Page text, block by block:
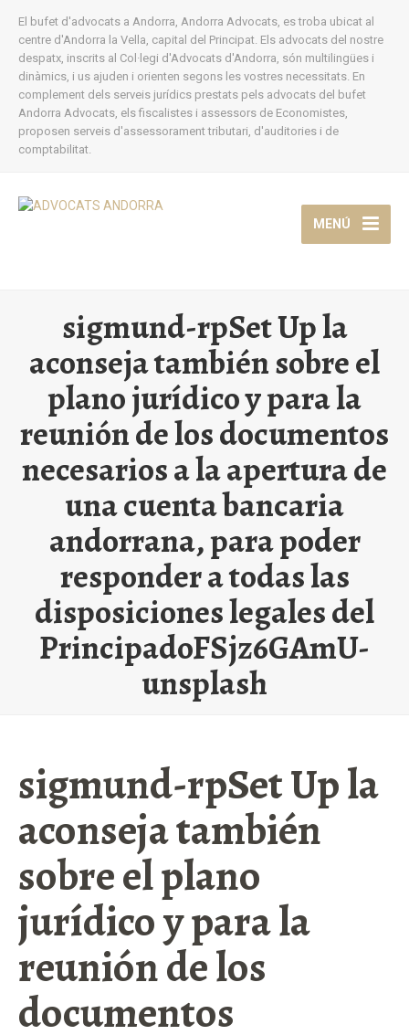
El bufet d'advocats a Andorra, Andorra Advocats, es troba ubicat al
centre d'Andorra la Vella, capital del Principat. Els advocats del nostre
despatx, inscrits al Col·legi d'Advocats d'Andorra, són multilingües i
dinàmics, i us ajuden i orienten segons les vostres necessitats. En
complement dels serveis jurídics prestats pels advocats del bufet
Andorra Advocats, els fiscalistes i assessors de Economistes,
proposen serveis d'assessorament tributari, d'auditories i de
comptabilitat.
MENÚ
sigmund-rpSet Up la
aconseja también sobre el
plano jurídico y para la
reunión de los documentos
necesarios a la apertura de
una cuenta bancaria
andorrana, para poder
responder a todas las
disposiciones legales del
PrincipadoFSjz6GAmU-
unsplash
sigmund-rpSet Up la
aconseja también
sobre el plano
jurídico y para la
reunión de los
documentos